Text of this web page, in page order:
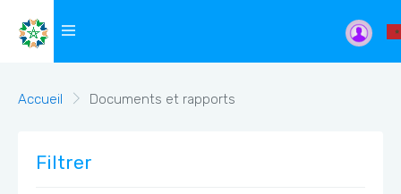
Accueil Documents et rapports
Filtrer